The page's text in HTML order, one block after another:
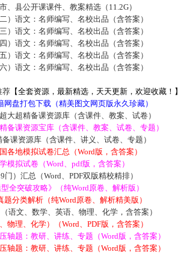
、县公开课课件、教案精选（11.2G）
）语文：名师编写、名校出品（含答案）
）语文：名师编写、名校出品（含答案）
）语文：名师编写、名校出品（含答案）
）语文：名师编写、名校出品（含答案）
）语文：名师编写、名校出品（含答案）
荐【全套资源，最新精选，天天更新，欢迎收藏！】
盘打包下载（精美图文网页版永久珍藏）
大超精备课资源库（含课件、教案、试卷）
备课资源宝库（含课件、教案、试卷、专题）
课资源库（含课件、讲义、试卷、专题）
各地模拟试卷汇总（Word版，含答案）
模拟试卷（Word、pdf版，含答案）
）汇总（Word、PDF双版精校精排）
全突破攻略》（纯Word原卷、解析版）
分类解析（纯Word原卷、解析精美版）
语文、数学、英语、物理、化学，含答案）
物理、化学）（Word、PDF版，含答案）
轴题：教研、讲练、专题（Word版，含答案）
轴题：教研、讲练、专题（Word版，含答案）